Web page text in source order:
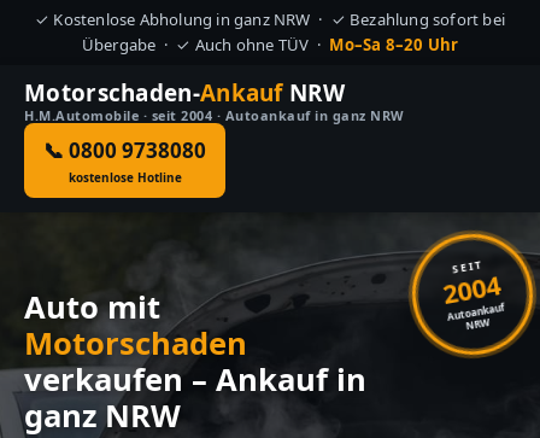
✓ Kostenlose Abholung in ganz NRW · ✓ Bezahlung sofort bei
Übergabe · ✓ Auch ohne TÜV · Mo–Sa 8–20 Uhr
Motorschaden-AnkaufNRW
H.M.Automobile · seit 2004 · Autoankauf in ganz NRW
📞 0800 9738080
kostenlose Hotline
SEIT
2004
Autoankauf
NRW
Auto mit
Motorschaden
verkaufen – Ankauf in
ganz NRW